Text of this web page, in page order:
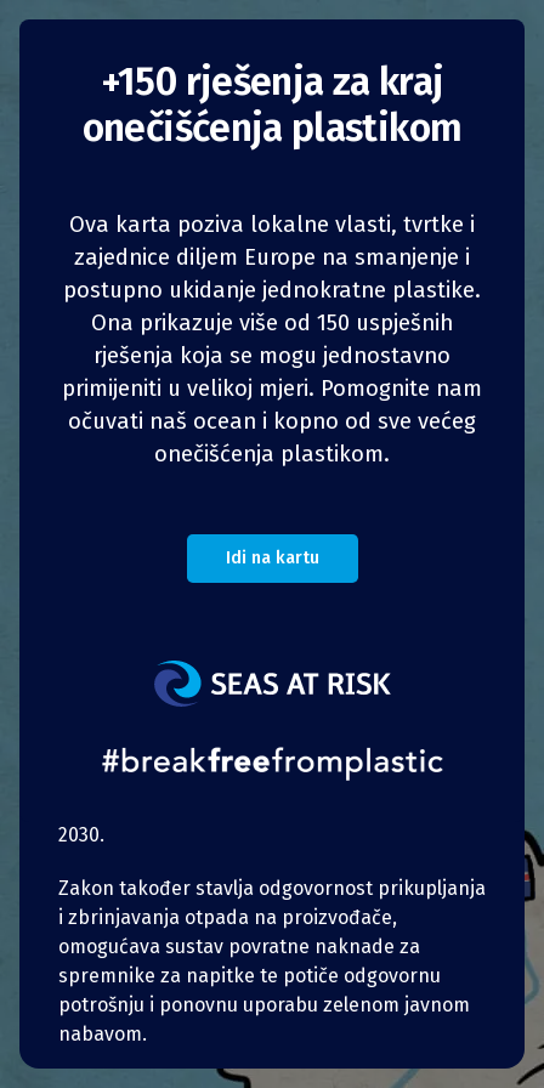
Balearske zabrane
jednokratne plastike
Tijela javnih vlasti
Španjolski Balearski otoci kolektivno primaju
više od deset milijuna turista godišnje, što
posljedično uzrokuje velike količine otpada
koje često na koncu zagađuju obale i more.
Kako bi se suočila s tim problemom, vlada se u
svojim strategijama gospodarenja otpadom
smanjenja na izvoru.
koje će, od siječnja 2021., zabraniti brojne
jednokratne plastične proizvode, uključujući
tanjure i slamke, jednokratne britvice i upaljače
te jednokratne kapsule za kavu. Time se nastoji
2030.
Zakon također stavlja odgovornost prikupljanja
i zbrinjavanja otpada na proizvođače,
omogućava sustav povratne naknade za
spremnike za napitke te potiče odgovornu
potrošnju i ponovnu uporabu zelenom javnom
nabavom.
1 PODIJELI z PODIJELI
4 PODIJELI PODIJELI
+150 rješenja za kraj
onečišćenja plastikom
Ova karta poziva lokalne vlasti, tvrtke i
zajednice diljem Europe na smanjenje i
postupno ukidanje jednokratne plastike.
Ona prikazuje više od 150 uspješnih
rješenja koja se mogu jednostavno
primijeniti u velikoj mjeri. Pomognite nam
očuvati naš ocean i kopno od sve većeg
onečišćenja plastikom.
Idi na kartu
1 PODIJELI z PODIJELI
4 PODIJELI PODIJELI